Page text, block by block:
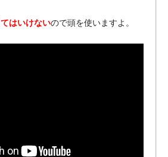
はいけないので頭を使いますよ。